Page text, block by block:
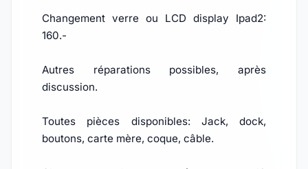
Changement verre ou LCD display Ipad2:
160.-
Autres réparations possibles, après
discussion.
Toutes pièces disponibles: Jack, dock,
boutons, carte mère, coque, câble.